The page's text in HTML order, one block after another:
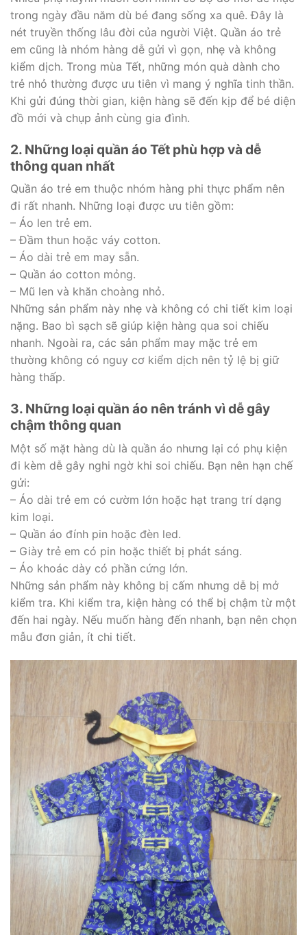
trong ngày đầu năm dù bé đang sống xa quê. Đây là
nét truyền thống lâu đời của người Việt. Quần áo trẻ
em cũng là nhóm hàng dễ gửi vì gọn, nhẹ và không
kiểm dịch. Trong mùa Tết, những món quà dành cho
trẻ nhỏ thường được ưu tiên vì mang ý nghĩa tinh thần.
Khi gửi đúng thời gian, kiện hàng sẽ đến kịp để bé diện
đồ mới và chụp ảnh cùng gia đình.
2. Những loại quần áo Tết phù hợp và dễ
thông quan nhất
Quần áo trẻ em thuộc nhóm hàng phi thực phẩm nên
đi rất nhanh. Những loại được ưu tiên gồm:
– Áo len trẻ em.
– Đầm thun hoặc váy cotton.
– Áo dài trẻ em may sẵn.
– Quần áo cotton mỏng.
– Mũ len và khăn choàng nhỏ.
Những sản phẩm này nhẹ và không có chi tiết kim loại
nặng. Bao bì sạch sẽ giúp kiện hàng qua soi chiếu
nhanh. Ngoài ra, các sản phẩm may mặc trẻ em
thường không có nguy cơ kiểm dịch nên tỷ lệ bị giữ
hàng thấp.
3. Những loại quần áo nên tránh vì dễ gây
chậm thông quan
Một số mặt hàng dù là quần áo nhưng lại có phụ kiện
đi kèm dễ gây nghi ngờ khi soi chiếu. Bạn nên hạn chế
gửi:
– Áo dài trẻ em có cườm lớn hoặc hạt trang trí dạng
kim loại.
– Quần áo đính pin hoặc đèn led.
– Giày trẻ em có pin hoặc thiết bị phát sáng.
– Áo khoác dày có phần cứng lớn.
Những sản phẩm này không bị cấm nhưng dễ bị mở
kiểm tra. Khi kiểm tra, kiện hàng có thể bị chậm từ một
đến hai ngày. Nếu muốn hàng đến nhanh, bạn nên chọn
mẫu đơn giản, ít chi tiết.